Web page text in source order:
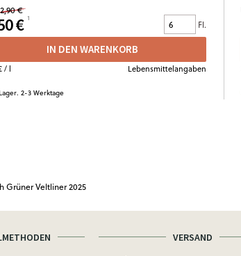
€
€ Fl.
IN DEN WARENKORB
/ l Lebensmittelangaben
2-3 Werktage
Grüner Veltliner 2025
VERSAND